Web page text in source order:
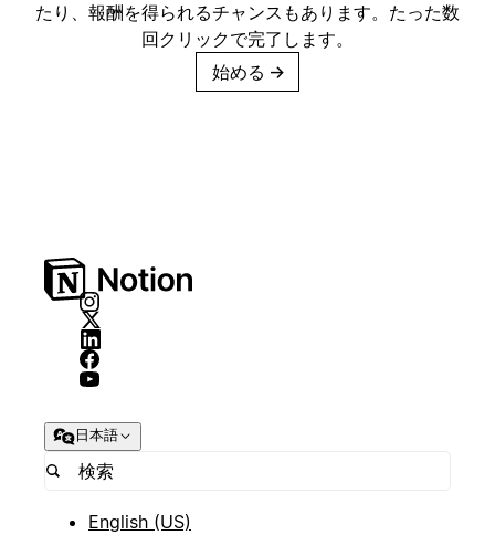
たり、報酬を得られるチャンスもあります。たった数
回クリックで完了します。
始める →
日本語
English (US)